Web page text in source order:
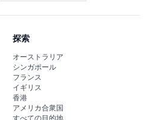
探索
オーストラリア
シンガポール
フランス
イギリス
香港
アメリカ合衆国
すべての目的地